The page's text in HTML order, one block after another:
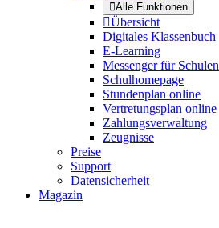
Alle Funktionen
Übersicht
Digitales Klassenbuch
E-Learning
Messenger für Schulen
Schulhomepage
Stundenplan online
Vertretungsplan online
Zahlungsverwaltung
Zeugnisse
Preise
Support
Datensicherheit
Magazin